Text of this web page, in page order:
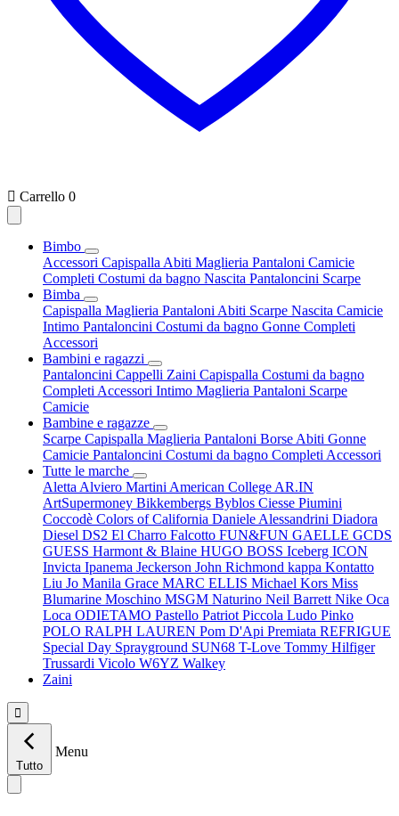
 Carrello 0
Bimbo
Accessori Capispalla Abiti Maglieria Pantaloni Camicie
Completi Costumi da bagno Nascita Pantaloncini Scarpe
Bimba
Capispalla Maglieria Pantaloni Abiti Scarpe Nascita Camicie
Intimo Pantaloncini Costumi da bagno Gonne Completi
Accessori
Bambini e ragazzi
Pantaloncini Cappelli Zaini Capispalla Costumi da bagno
Completi Accessori Intimo Maglieria Pantaloni Scarpe
Camicie
Bambine e ragazze
Scarpe Capispalla Maglieria Pantaloni Borse Abiti Gonne
Camicie Pantaloncini Costumi da bagno Completi Accessori
Tutte le marche
Aletta Alviero Martini American College AR.IN
ArtSupermoney Bikkembergs Byblos Ciesse Piumini
Coccodè Colors of California Daniele Alessandrini Diadora
Diesel DS2 El Charro Falcotto FUN&FUN GAELLE GCDS
GUESS Harmont & Blaine HUGO BOSS Iceberg ICON
Invicta Ipanema Jeckerson John Richmond kappa Kontatto
Liu Jo Manila Grace MARC ELLIS Michael Kors Miss
Blumarine Moschino MSGM Naturino Neil Barrett Nike Oca
Loca ODIETAMO Pastello Patriot Piccola Ludo Pinko
POLO RALPH LAUREN Pom D'Api Premiata REFRIGUE
Special Day Sprayground SUN68 T-Love Tommy Hilfiger
Trussardi Vicolo W6YZ Walkey
Zaini

Tutto
Menu